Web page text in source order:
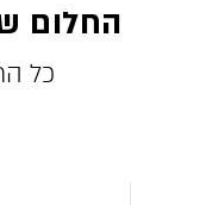
החלום
כל